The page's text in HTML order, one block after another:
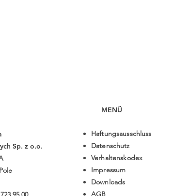
Sp. z o.o.
Haftungsausschluss
Datenschutz
Verhaltenskodex​
Impressum
Download​s
AGB
MENÜ